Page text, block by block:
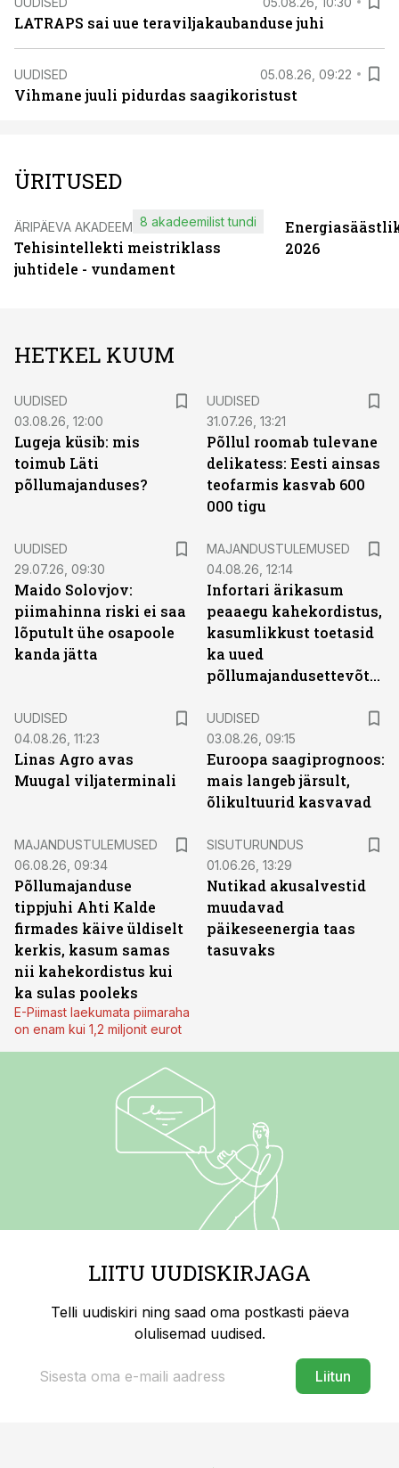
LATRAPS sai uue teraviljakaubanduse juhi
UUDISED 05.08.26, 09:22
Vihmane juuli pidurdas saagikoristust
ÜRITUSED
ÄRIPÄEVA AKADEEMIA
Tehisintellekti meistriklass
juhtidele - vundament
8 akadeemilist tundi
2026
HETKEL KUUM
UUDISED
03.08.26, 12:00
Lugeja küsib: mis
toimub Läti
põllumajanduses?
UUDISED
31.07.26, 13:21
Põllul roomab tulevane
delikatess: Eesti ainsas
teofarmis kasvab 600
000 tigu
UUDISED
29.07.26, 09:30
Maido Solovjov:
piimahinna riski ei saa
lõputult ühe osapoole
kanda jätta
MAJANDUSTULEMUSED
04.08.26, 12:14
Infortari ärikasum
peaaegu kahekordistus,
kasumlikkust toetasid
ka uued
põllumajandusettevõtted
UUDISED
04.08.26, 11:23
Linas Agro avas
Muugal viljaterminali
UUDISED
03.08.26, 09:15
Euroopa saagiprognoos:
mais langeb järsult,
õlikultuurid kasvavad
MAJANDUSTULEMUSED
06.08.26, 09:34
Põllumajanduse
tippjuhi Ahti Kalde
firmades käive üldiselt
kerkis, kasum samas
nii kahekordistus kui
ka sulas pooleks
E-Piimast laekumata piimaraha
on enam kui 1,2 miljonit eurot
SISUTURUNDUS
01.06.26, 13:29
Nutikad akusalvestid
muudavad
päikeseenergia taas
tasuvaks
LIITU UUDISKIRJAGA
Telli uudiskiri ning saad oma postkasti päeva
olulisemad uudised.
Liitun